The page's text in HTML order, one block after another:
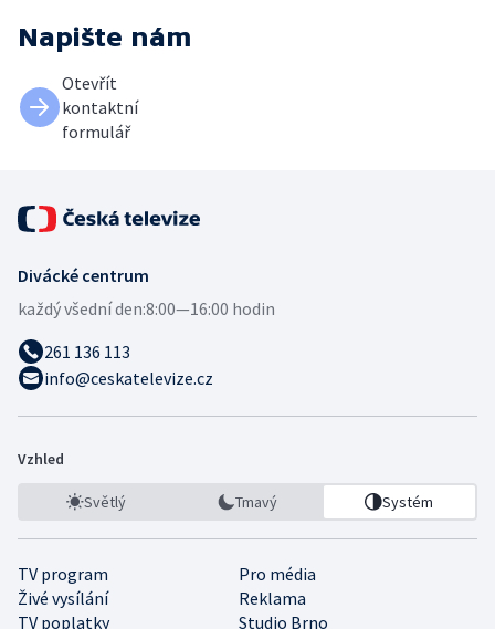
Napište nám
Otevřít
kontaktní
formulář
Divácké centrum
každý všední den:8:00—16:00 hodin
261 136 113
info@ceskatelevize.cz
Vzhled
Světlý Tmavý Systém
TV program
Pro média
Živé vysílání
Reklama
TV poplatky
Studio Brno